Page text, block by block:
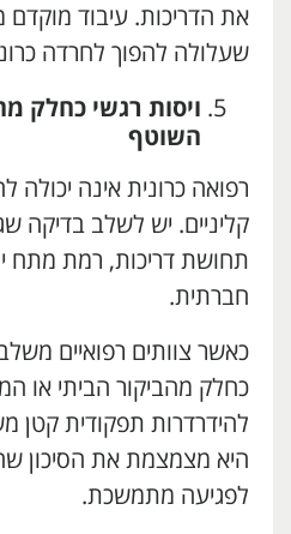
את הדריכות. עיבוד
שעלולה להפוך לחרדה
ויסות רגשי כחלק
השוטף
רפואה כרונית אינה
קליניים. יש לשלב בדיקה
תחושת דריכות, רמת מתח
חברתית.
כאשר צוותים רפואיים
כחלק מהביקור הביתי או
להידרדרות תפקודית קטן
היא מצמצמת את הסיכון
לפגיעה מתמשכת.